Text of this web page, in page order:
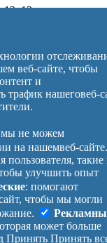
07-08-2026.
12, 13,
Індекс
Украина
Вход|
Выход
веб-сайте, чтобы
и
трафик нашеговеб-
мы не можем
на нашемвеб-
пользователя, такие
улучшить опыт
: помогают
чтобы мы могли
может больше
Принять Принять